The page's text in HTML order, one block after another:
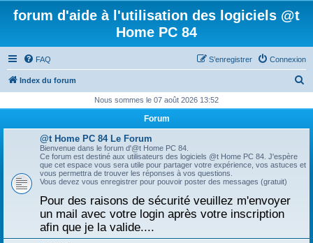
forum d'aide à l'utilisation des logiciels @t
Home PC 84
FAQ Connexion
S’enregistrer
Index du forum
h
r
Nous sommes le 07 août 2026 13:52
Forum
@t Home PC 84 Le Forum
Bienvenue dans le forum d'@t Home PC 84.
Ce forum est destiné aux utilisateurs des logiciels @t Home PC 84. J'espère
que cet espace vous sera utile pour partager votre expérience, vos astuces et
vous permettra de trouver les réponses à vos questions.
Vous devez vous enregistrer pour pouvoir poster des messages (gratuit)
Pour des raisons de sécurité veuillez m'envoyer
un mail avec votre login après votre inscription
afin que je la valide....